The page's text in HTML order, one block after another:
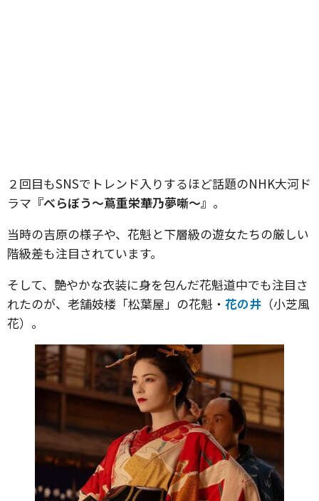
２回目もSNSでトレンド入りするほど話題のNHK大河ド
ラマ 『べらぼう～蔦重栄華乃夢噺～』 。
当時の吉原の様子や、花魁と下層級の遊女たちの厳しい
階級差も注目されています。
そして、艶やかな衣装に身を包んだ花魁道中でも注目さ
れたのが、老舗妓楼「松葉屋」の花魁・ 花の井 （小芝風
花）。